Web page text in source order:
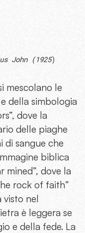
John (1925)
mescolano le
della simbologia
dove la
delle piaghe
di sangue che
biblica
mined”, dove la
rock of faith”
visto nel
è leggera se
e della fede. La